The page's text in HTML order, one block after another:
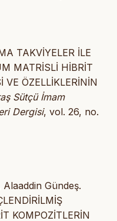
TAKVİYELER İLE
MATRİSLİ HİBRİT
VE ÖZELLİKLERİNİN
Sütçü İmam
Dergisi, vol. 26, no.
Gündeş.
KOMPOZİTLERİN